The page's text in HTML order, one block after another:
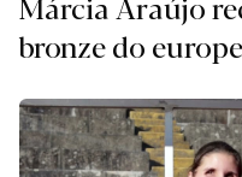
bronze do